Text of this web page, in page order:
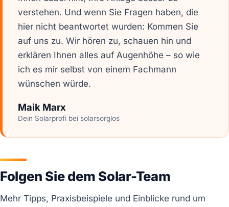
verstehen. Und wenn Sie Fragen haben, die
hier nicht beantwortet wurden: Kommen Sie
auf uns zu. Wir hören zu, schauen hin und
erklären Ihnen alles auf Augenhöhe – so wie
ich es mir selbst von einem Fachmann
wünschen würde.
Maik Marx
Dein Solarprofi bei solarsorglos
Folgen Sie dem Solar-Team
Mehr Tipps, Praxisbeispiele und Einblicke rund um